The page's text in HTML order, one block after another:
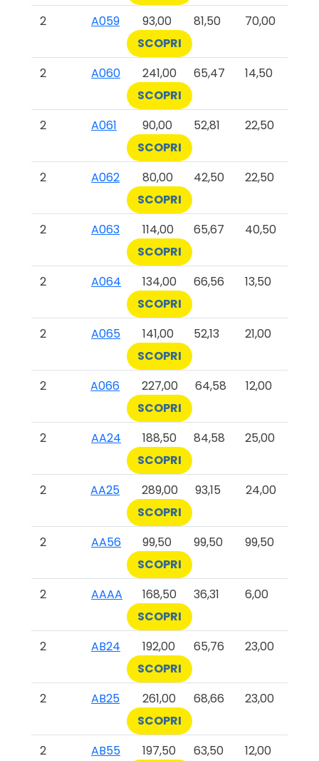
2
A059 93,00 81,50
70,00
SCOPRI
2
A060 241,00 65,47
14,50
SCOPRI
2
A061 90,00 52,81
22,50
SCOPRI
2
A062 80,00 42,50
22,50
SCOPRI
2
A063 114,00 65,67
40,50
SCOPRI
2
A064 134,00 66,56
13,50
SCOPRI
2
A065 141,00 52,13
21,00
SCOPRI
2
A066 227,00 64,58
12,00
SCOPRI
2
AA24 188,50 84,58
25,00
SCOPRI
2
AA25 289,00 93,15
24,00
SCOPRI
2
AA56 99,50 99,50
99,50
SCOPRI
2
AAAA 168,50 36,31
6,00
SCOPRI
2
AB24 192,00 65,76
23,00
SCOPRI
2
AB25 261,00 68,66
23,00
SCOPRI
2
AB55 197,50 63,50 12,00